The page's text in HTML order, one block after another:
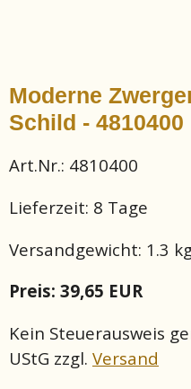
Moderne
Schild - 4810400
Art.Nr.: 4810400
Lieferzeit: 8 Tage
Versandgewicht: 1.3
Preis: 39,65 EUR
Kein Steuerausweis
UStG zzgl. Versand